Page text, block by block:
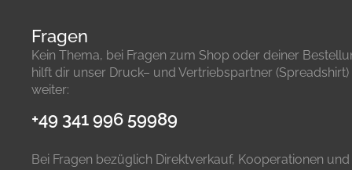
Fragen
Kein Thema, bei Fragen zum Shop oder deiner
hilft dir unser Druck– und Vertriebspartner
weiter:
+49 341 996 59989
Bei Fragen bezüglich Direktverkauf, Kooperationen und